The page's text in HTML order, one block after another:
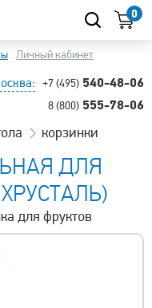
0
Личный кабинет
+7 (495) 540-48-06
8 (800) 555-78-06
корзинки
ДЛЯ
для фруктов